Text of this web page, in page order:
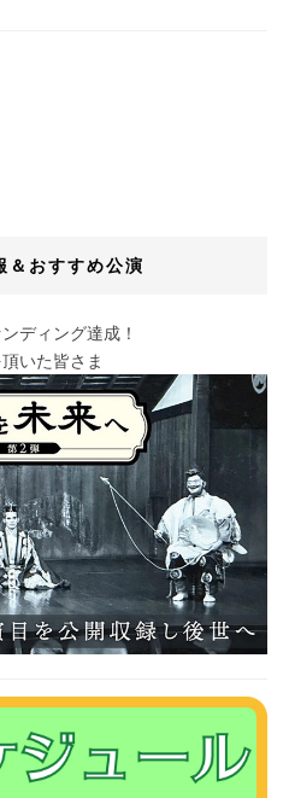
＆おすすめ公演
ディング達成！
いた皆さま